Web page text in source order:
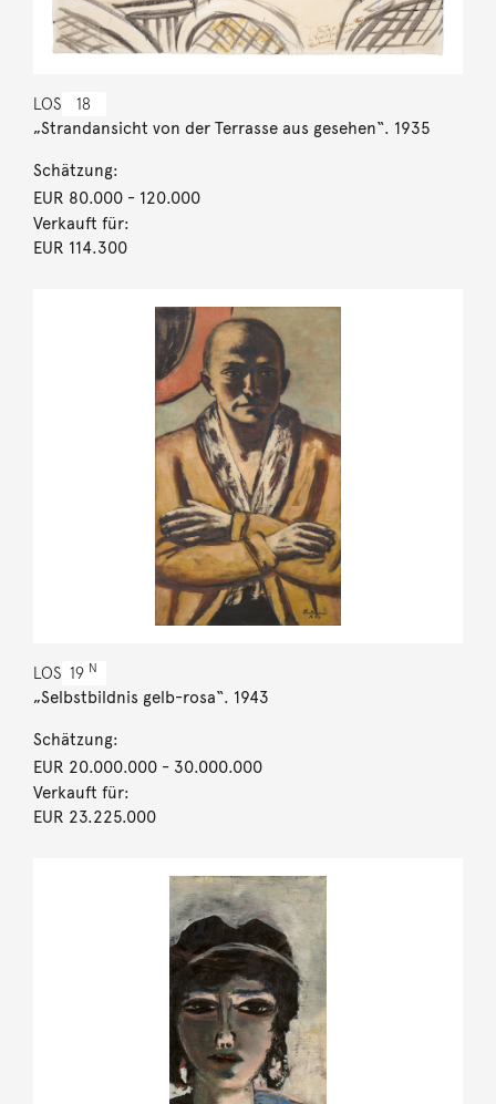
LOS 18
„Strandansicht von der Terrasse aus gesehen“. 1935
Schätzung:
EUR 80.000- 120.000
Verkauft für:
EUR 114.300
LOS 19 N
„Selbstbildnis gelb-rosa“. 1943
Schätzung:
EUR 20.000.000- 30.000.000
Verkauft für:
EUR 23.225.000